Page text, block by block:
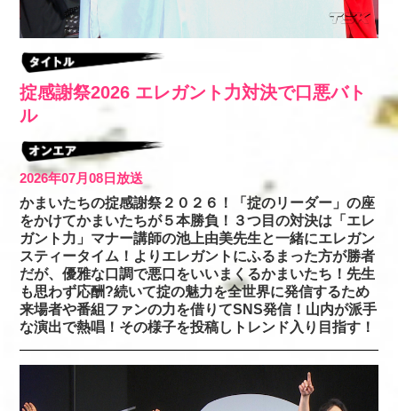
掟感謝祭2026 エレガント力対決で口悪バト
ル
2026年07月08日放送
かまいたちの掟感謝祭２０２６！「掟のリーダー」の座
をかけてかまいたちが５本勝負！３つ目の対決は「エレ
ガント力」マナー講師の池上由美先生と一緒にエレガン
スティータイム！よりエレガントにふるまった方が勝者
だが、優雅な口調で悪口をいいまくるかまいたち！先生
も思わず応酬?続いて掟の魅力を全世界に発信するため
来場者や番組ファンの力を借りてSNS発信！山内が派手
な演出で熱唱！その様子を投稿しトレンド入り目指す！